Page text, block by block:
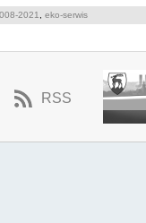
2021 eko-serwis
RSS